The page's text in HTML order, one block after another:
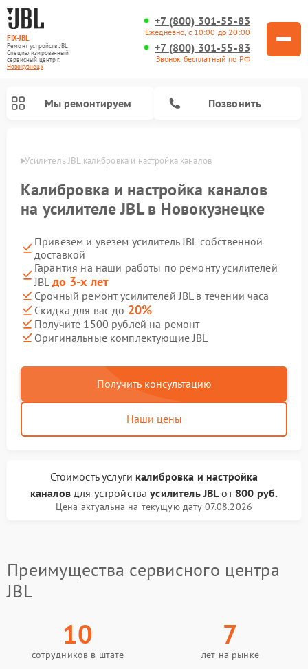
FIX-JBL
Ремонт устройств JBL
Специализированный
cервисный центр г.
Новокузнецк
+7 (800) 301-55-83
Ежедневно, с 10:00 до 20:00
+7 (800) 301-55-83
Звонок бесплатный по РФ
Мы ремонтируем Позвонить
Усилитель JBL калибровка и настройка каналов
Калибровка и настройка каналов
на усилителе JBL в Новокузнецке
Привезем и увезем усилитель JBL собственной
доставкой
Гарантия на наши работы по ремонту усилителей
JBL до 3-х лет
Срочный ремонт усилителей JBL в течении часа
Скидка для вас до 20%
Получите 1500 рублей на ремонт
Оригинальные комплектующие JBL
Получить консультацию
Наши цены
Стоимость услуги калибровка и настройка
каналовдля устройстваусилитель JBL от 800 руб.
Цена актуальна на текущую дату 07.08.2026
Преимущества сервисного центра
JBL
10
сотрудников в штате
7
лет на рынке